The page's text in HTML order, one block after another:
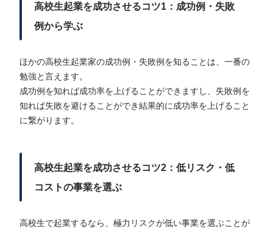
高校生起業を成功させるコツ1：成功例・失敗
例から学ぶ
ほかの高校生起業家の成功例・失敗例を知ることは、一番の
勉強と言えます。
成功例を知れば成功率を上げることができますし、失敗例を
知れば失敗を避けることができ結果的に成功率を上げること
に繋がります。
高校生起業を成功させるコツ2：低リスク・低
コストの事業を選ぶ
高校生で起業するなら、極力リスクが低い事業を選ぶことが